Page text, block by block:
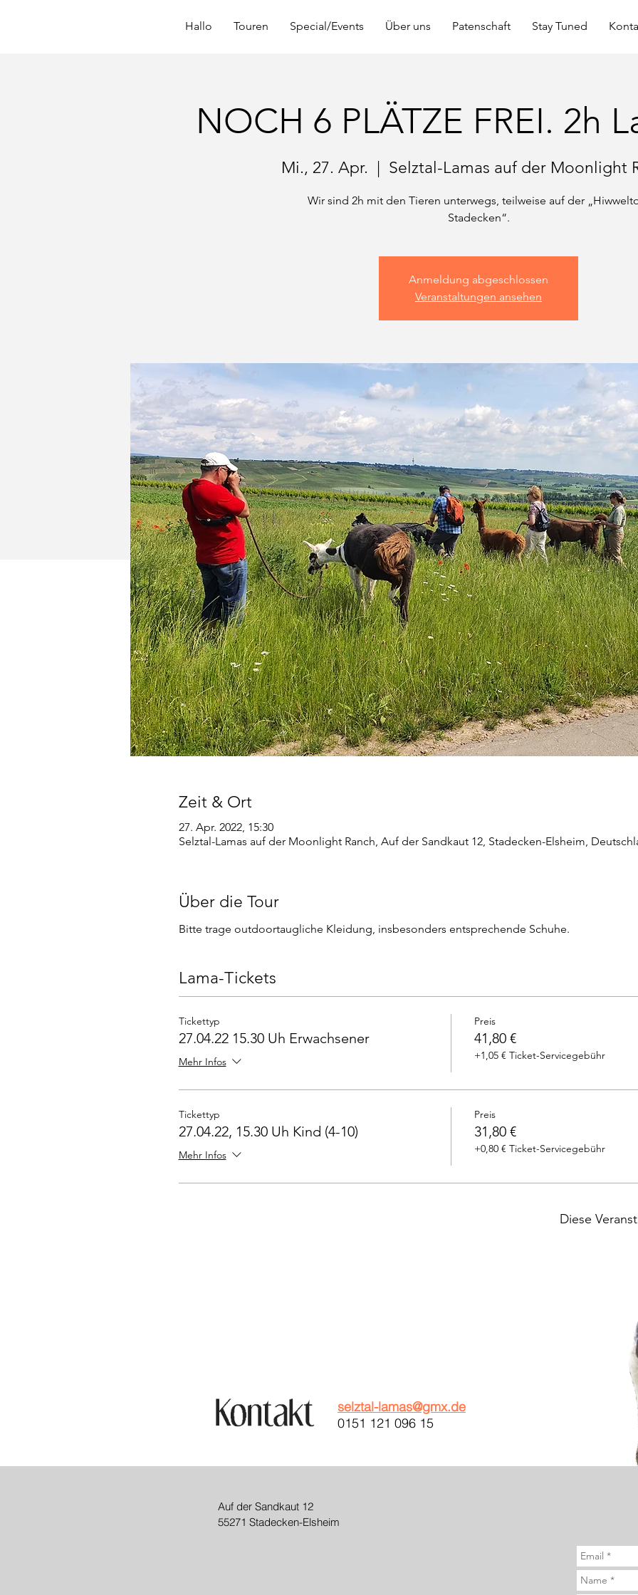
Hallo Touren Special/Events Über uns Patenschaft Stay Tuned
NOCH 6 PLÄTZE FREI. 2h
Mi., 27. Apr.
  |
Selztal-Lamas auf der Moonlight
Wir sind 2h mit den Tieren unterwegs, teilweise auf der
Stadecken“.
Anmeldung abgeschlossen
Veranstaltungen ansehen
Zeit & Ort
27. Apr. 2022, 15:30
Selztal-Lamas auf der Moonlight Ranch, Auf der Sandkaut 12, Stadecken-Elsheim,
Über die Tour
Bitte trage outdoortaugliche Kleidung, insbesonders entsprechende Schuhe.
Lama-Tickets
Tickettyp
27.04.22 15.30 Uh Erwachsener
Mehr Infos
Preis
41,80 €
+1,05 € Ticket-Servicegebühr
Tickettyp
27.04.22, 15.30 Uh Kind (4-10)
Mehr Infos
Preis
31,80 €
+0,80 € Ticket-Servicegebühr
Diese
selztal-lamas@gmx.de
0151 121 096 15
Auf der Sandkaut 12
55271 Stadecken-Elsheim